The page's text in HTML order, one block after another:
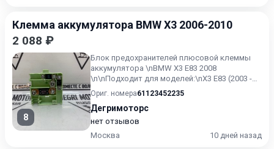
Клемма аккумулятора BMW X3 2006-2010
2 088 ₽
8
Блок предохранителей плюсовой клеммы
аккумулятора \nBMW X3 E83 2008
\n\nПодходит для моделей:\nX3 E83 (2003 -
2010)
Ориг. номера61123452235
Дегримоторс
нет отзывов
Москва
10 дней назад